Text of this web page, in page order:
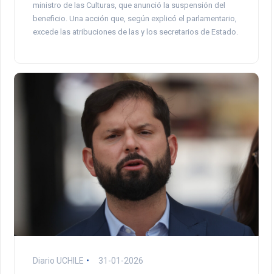
ministro de las Culturas, que anunció la suspensión del
beneficio. Una acción que, según explicó el parlamentario,
excede las atribuciones de las y los secretarios de Estado.
Diario UCHILE 31-01-2026